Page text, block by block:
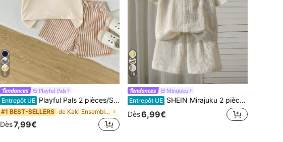
5
Playful Pals
Entrepôt UE Playful Pals 2 pièces/Set Top décontracté à col rond et manches raglan avec motif graphique pour jeunes garçons et short rayé, tenue d'été pour la plage, les vacances et les voyages en plein air
#1 BEST-SELLERS de Kaki Ensembles pour jeunes garçons
Dès7,99€
18
Mirajuku
Entrepôt UE SHEIN Mirajuku 2 pièces Ensemble chemise et short en tricot rayé texturé pour jeune garçon
Dès6,99€